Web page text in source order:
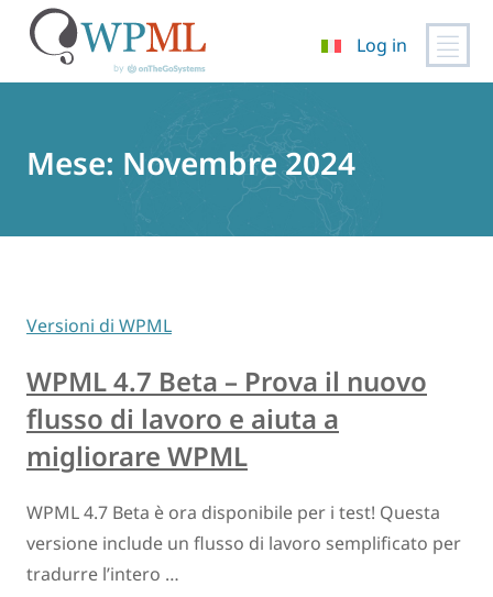
Log in
Mese: Novembre 2024
Versioni di WPML
WPML 4.7 Beta – Prova il nuovo
flusso di lavoro e aiuta a
migliorare WPML
WPML 4.7 Beta è ora disponibile per i test! Questa
versione include un flusso di lavoro semplificato per
tradurre l’intero …